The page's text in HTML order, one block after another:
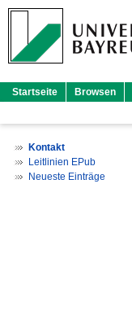
Startseite Browsen
Kontakt
Leitlinien EPub
Neueste Einträge